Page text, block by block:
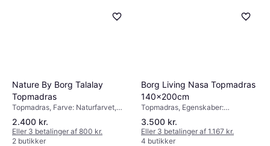
Nature By Borg Talalay
Topmadras
Topmadras, Farve: Naturfarvet,
Hvid, Fyldning: Latex
2.400 kr.
Eller 3 betalinger af 800 kr.
2 butikker
Borg Living Nasa Topmadras
140x200cm
Topmadras, Egenskaber:
Temperaturregulerende materiale,
Farve: Hvid, Madrastykkelse: 5cm
3.500 kr.
Eller 3 betalinger af 1.167 kr.
4 butikker